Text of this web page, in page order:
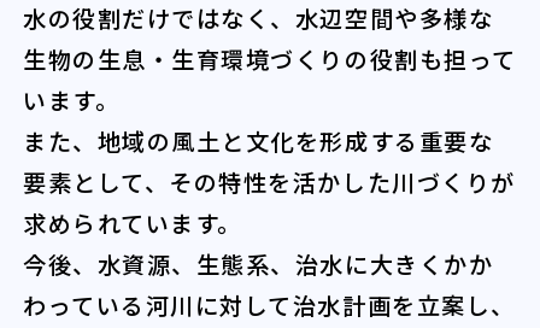
水の役割だけではなく、水辺空間や多様な
生物の生息・生育環境づくりの役割も担って
います。
また、地域の風土と文化を形成する重要な
要素として、その特性を活かした川づくりが
求められています。
今後、水資源、生態系、治水に大きくかか
わっている河川に対して治水計画を立案し、